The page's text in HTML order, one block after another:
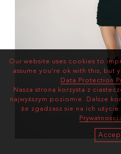
Our website uses cookies to
assume you're ok with this, but
Data Protection
Nasza strona korzysta z
najwyższym poziomie. Dalsze
że zgadzasz sie na ich
Prywatnosci